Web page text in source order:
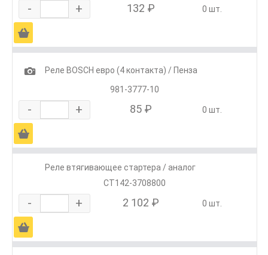
- + 132 ₽ 0 шт.
Ä
1
Реле BOSCH евро (4 контакта) / Пенза
981-3777-10
- + 85 ₽ 0 шт.
Ä
Реле втягивающее стартера / аналог
СТ142-3708800
- + 2 102 ₽ 0 шт.
Ä